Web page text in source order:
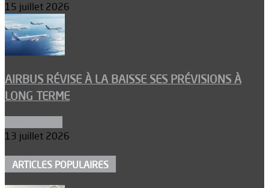
15 juillet 2026
AIRBUS RÉVISE À LA BAISSE SES PRÉVISIONS À
LONG TERME
13 juillet 2026
ARTICLES POPULAIRES